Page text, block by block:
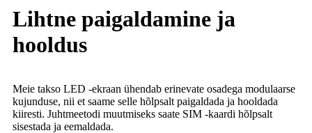
Lihtne paigaldamine ja
hooldus
Meie takso LED -ekraan ühendab erinevate osadega modulaarse
kujunduse, nii et saame selle hõlpsalt paigaldada ja hooldada
kiiresti. Juhtmeetodi muutmiseks saate SIM -kaardi hõlpsalt
sisestada ja eemaldada.